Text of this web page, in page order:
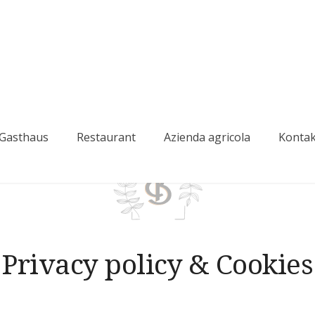
Restaurant Azienda agricola
Privacy policy & Cookies